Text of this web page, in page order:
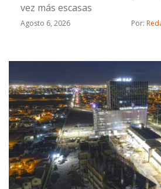
vez más escasas
Agosto 6, 2026 Por: